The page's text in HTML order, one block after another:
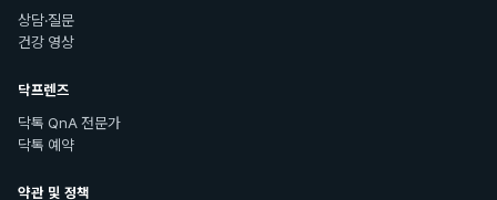
상담·질문
건강 영상
닥프렌즈
닥톡 QnA 전문가
닥톡 예약
약관 및 정책